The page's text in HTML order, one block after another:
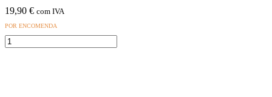
19,90 € com IVA
POR ENCOMENDA
Quantidade
de